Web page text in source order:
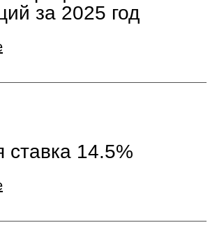
за 2025 год
ставка 14.5%